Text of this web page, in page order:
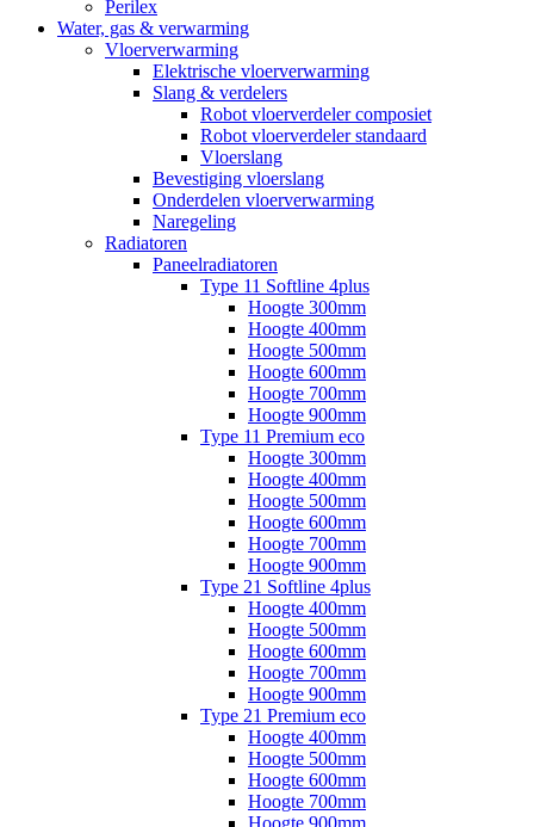
Perilex
Water, gas & verwarming
Vloerverwarming
Elektrische vloerverwarming
Slang & verdelers
Robot vloerverdeler composiet
Robot vloerverdeler standaard
Vloerslang
Bevestiging vloerslang
Onderdelen vloerverwarming
Naregeling
Radiatoren
Paneelradiatoren
Type 11 Softline 4plus
Hoogte 300mm
Hoogte 400mm
Hoogte 500mm
Hoogte 600mm
Hoogte 700mm
Hoogte 900mm
Type 11 Premium eco
Hoogte 300mm
Hoogte 400mm
Hoogte 500mm
Hoogte 600mm
Hoogte 700mm
Hoogte 900mm
Type 21 Softline 4plus
Hoogte 400mm
Hoogte 500mm
Hoogte 600mm
Hoogte 700mm
Hoogte 900mm
Type 21 Premium eco
Hoogte 400mm
Hoogte 500mm
Hoogte 600mm
Hoogte 700mm
Hoogte 900mm